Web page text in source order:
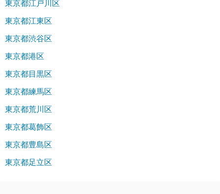
東京都江戸川区
東京都江東区
東京都渋谷区
東京都港区
東京都目黒区
東京都練馬区
東京都荒川区
東京都葛飾区
東京都豊島区
東京都足立区